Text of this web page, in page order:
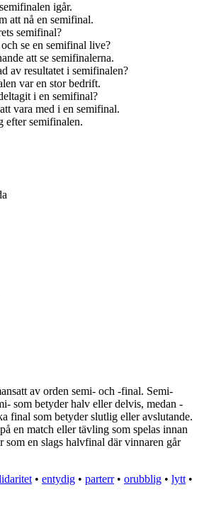
igår.
att nå en semifinal.
semifinal?
se en semifinal live?
att se semifinalerna.
av resultatet i semifinalen?
var en stor bedrift.
i en semifinal?
vara med i en semifinal.
efter semifinalen.
av orden semi- och -final. Semi-
som betyder halv eller delvis, medan -
final som betyder slutlig eller avslutande.
en match eller tävling som spelas innan
som en slags halvfinal där vinnaren går
• entydig • parterr• orubblig • lytt •